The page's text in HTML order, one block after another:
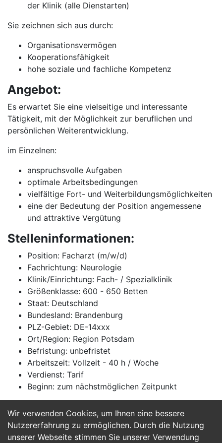
Wir verwenden Cookies, um Ihnen eine bessere
Nutzererfahrung zu ermöglichen. Durch die Nutzung
unserer Webseite stimmen Sie unserer Verwendung
der Klinik (alle Dienstarten)
Sie zeichnen sich aus durch:
Organisationsvermögen
Kooperationsfähigkeit
hohe soziale und fachliche Kompetenz
Angebot:
Es erwartet Sie eine vielseitige und interessante
Tätigkeit, mit der Möglichkeit zur beruflichen und
persönlichen Weiterentwicklung.
im Einzelnen:
anspruchsvolle Aufgaben
optimale Arbeitsbedingungen
vielfältige Fort- und Weiterbildungsmöglichkeiten
eine der Bedeutung der Position angemessene
und attraktive Vergütung
Stelleninformationen:
Position: Facharzt (m/w/d)
Fachrichtung: Neurologie
Klinik/Einrichtung: Fach- / Spezialklinik
Größenklasse: 600 - 650 Betten
Staat: Deutschland
Bundesland: Brandenburg
PLZ-Gebiet: DE-14xxx
Ort/Region: Region Potsdam
Befristung: unbefristet
Arbeitszeit: Vollzeit - 40 h / Woche
Verdienst: Tarif
Beginn: zum nächstmöglichen Zeitpunkt
Jetzt Bewerben